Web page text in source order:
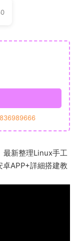
最新整理Linux手工
APP+詳細搭建教